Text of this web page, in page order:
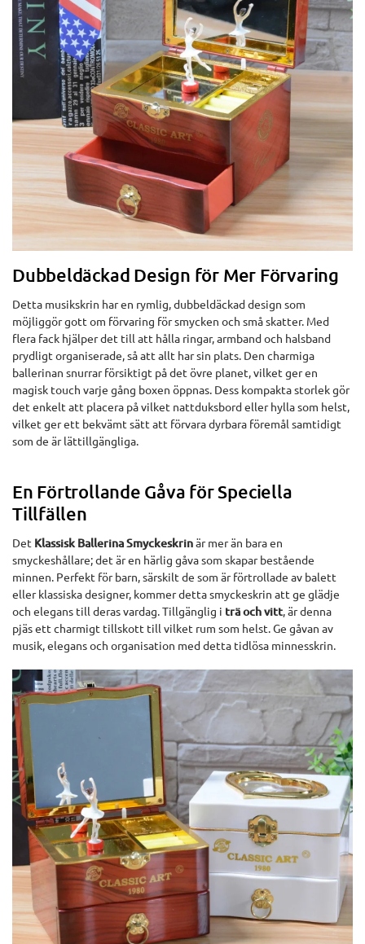
Dubbeldäckad Design för Mer Förvaring
Detta musikskrin har en rymlig, dubbeldäckad design som
möjliggör gott om förvaring för smycken och små skatter. Med
flera fack hjälper det till att hålla ringar, armband och halsband
prydligt organiserade, så att allt har sin plats. Den charmiga
ballerinan snurrar försiktigt på det övre planet, vilket ger en
magisk touch varje gång boxen öppnas. Dess kompakta storlek gör
det enkelt att placera på vilket nattduksbord eller hylla som helst,
vilket ger ett bekvämt sätt att förvara dyrbara föremål samtidigt
som de är lättillgängliga.
En Förtrollande Gåva för Speciella
Tillfällen
Det Klassisk Ballerina Smyckeskrinär mer än bara en
smyckeshållare; det är en härlig gåva som skapar bestående
minnen. Perfekt för barn, särskilt de som är förtrollade av balett
eller klassiska designer, kommer detta smyckeskrin att ge glädje
och elegans till deras vardag. Tillgänglig i trä och vitt, är denna
pjäs ett charmigt tillskott till vilket rum som helst. Ge gåvan av
musik, elegans och organisation med detta tidlösa minnesskrin.